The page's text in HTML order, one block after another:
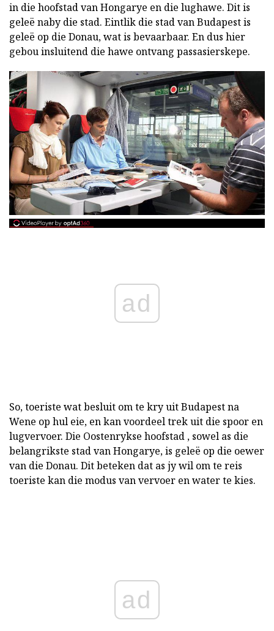
in die hoofstad van Hongarye en die lughawe. Dit is
geleë naby die stad. Eintlik die stad van Budapest is
geleë op die Donau, wat is bevaarbaar. En dus hier
gebou insluitend die hawe ontvang passasierskepe.
ad
So, toeriste wat besluit om te kry uit Budapest na
Wene op hul eie, en kan voordeel trek uit die spoor en
lugvervoer. Die Oostenrykse hoofstad , sowel as die
belangrikste stad van Hongarye, is geleë op die oewer
van die Donau. Dit beteken dat as jy wil om te reis
toeriste kan die modus van vervoer en water te kies.
ad